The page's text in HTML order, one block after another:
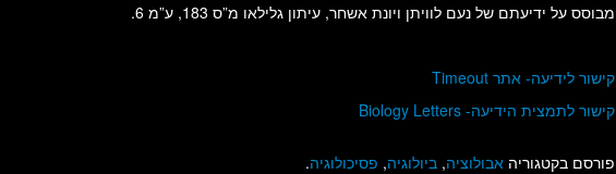
מבוסס על ידיעתם של נעם לוויתן ויונת אשחר, עיתון גלילאו מ”ס 183, ע”מ 6.
קישור לידיעה- אתר Timeout
קישור לתמצית הידיעה- Biology Letters
פורסם בקטגוריה אבולוציה, ביולוגיה, פסיכולוגיה.